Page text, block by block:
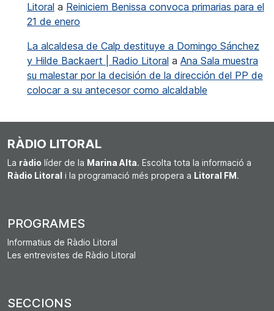
Litoral a Reiniciem Benissa convoca primarias para el
21 de enero
La alcaldesa de Calp destituye a Domingo Sánchez
y Hilde Backaert | Radio Litoral a Ana Sala muestra
su malestar por la decisión de la dirección del PP de
colocar a su antecesor como alcaldable
RÀDIO LITORAL
La ràdio líder de la Marina Alta. Escolta tota la informació a
Ràdio Litoral i la programació més propera a Litoral FM.
PROGRAMES
Informatius de Ràdio Litoral
Les entrevistes de Ràdio Litoral
SECCIONS